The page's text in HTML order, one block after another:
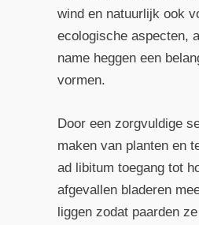
wind en natuurlijk ook
ecologische aspecten,
name heggen een
vormen.
Door een zorgvuldige
maken van planten en
ad libitum toegang tot
afgevallen bladeren
liggen zodat paarden